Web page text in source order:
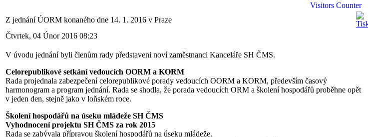
Visitors Counter
Z jednání ÚORM konaného dne 14. 1. 2016 v Praze
Čtvrtek, 04 Únor 2016 08:23
V úvodu jednání byli členům rady představeni noví zaměstnanci Kanceláře SH ČMS.
Celorepublikové setkání vedoucích OORM a KORM
Rada projednala zabezpečení celorepublikové porady vedoucích OORM a KORM, především časový
harmonogram a program jednání. Rada se shodla, že porada vedoucích ORM a školení hospodářů proběhne opět
v jeden den, stejně jako v loňském roce.
Školení hospodářů na úseku mládeže SH ČMS
Vyhodnocení projektu SH ČMS za rok 2015
Rada se zabývala přípravou školení hospodářů na úseku mládeže.